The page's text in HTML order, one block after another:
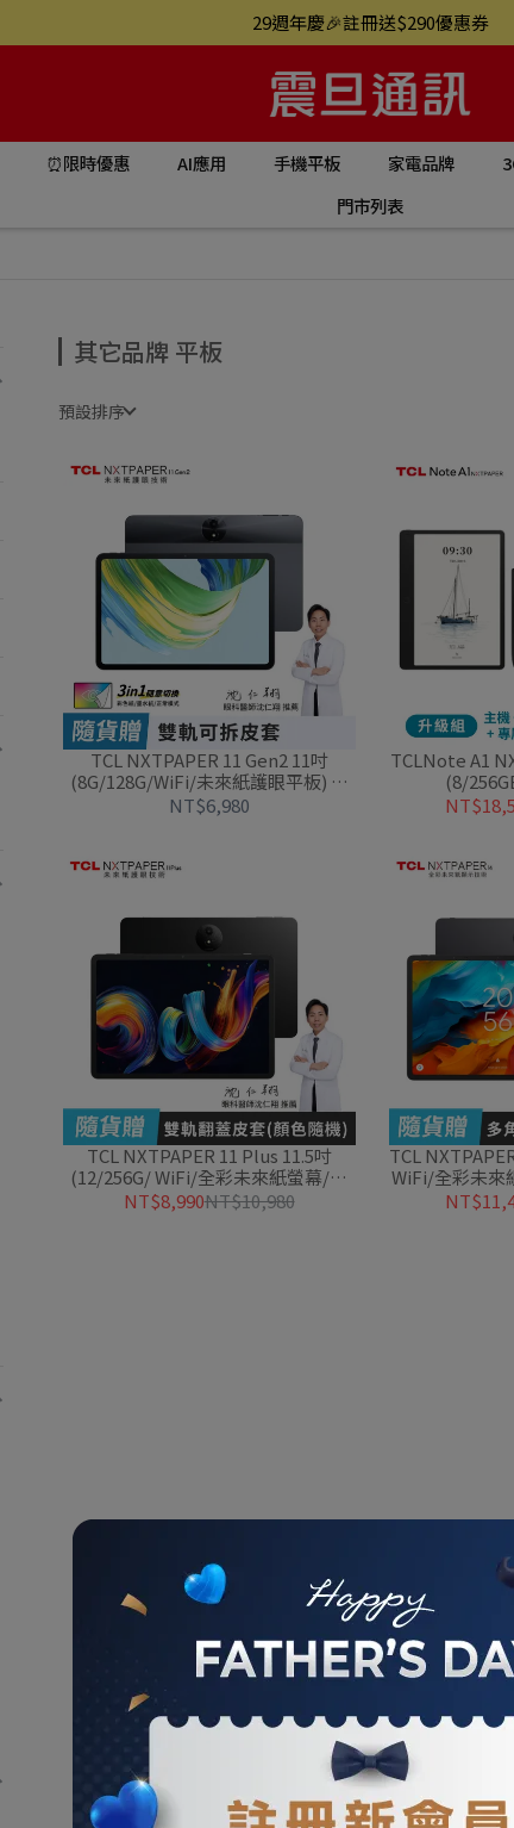
29週年慶🎉註冊送$290優惠券
⏰限時優惠 AI應用 手機平板 家電品牌
門市列表
其它品牌 平板
預設排序
TCL NXTPAPER 11 Gen2 11吋
(8G/128G/WiFi/未來紙護眼平板) 🎁
贈雙軌可拆皮套
NT$6,980
TCLNote A1
TCL NXTPAPER 11 Plus 11.5吋
(12/256G/ WiFi/全彩未來紙螢幕/護
眼平板) 🎁贈雙軌翻蓋皮套
NT$8,990NT$10,980
TCL
WiFi/全彩未來
🎁贈多角度平